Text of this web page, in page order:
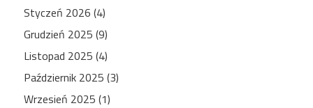
Styczeń 2026 (4)
Grudzień 2025 (9)
Listopad 2025 (4)
Październik 2025 (3)
Wrzesień 2025 (1)